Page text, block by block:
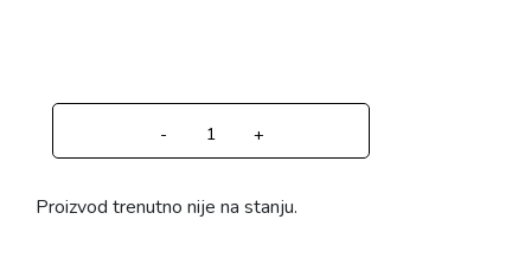
- +
Proizvod trenutno nije na stanju.